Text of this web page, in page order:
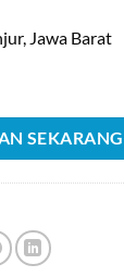
Jawa Barat
SEKARANG